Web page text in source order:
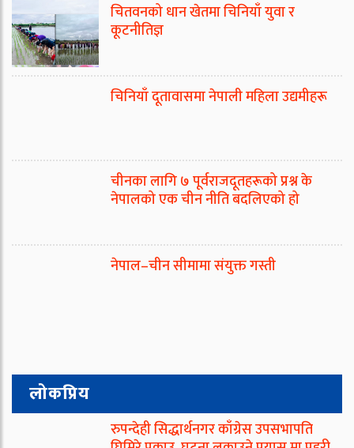
चितवनको धान खेतमा चिनियाँ युवा र
कूटनीतिज्ञ
चिनियाँ दूतावासमा नेपाली महिला उद्यमीहरू
चीनका लागि ७ पूर्वराजदूतहरूको प्रश्न के
नेपालको एक चीन नीति बदलिएको हो
नेपाल–चीन सीमामा संयुक्त गस्ती
लोकप्रिय
रुपन्देही सिद्धार्थनगर काँग्रेस उपसभापति